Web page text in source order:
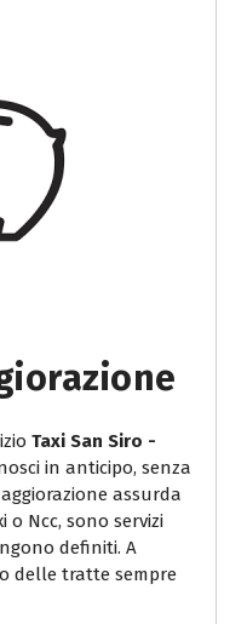
Taxi San Siro -
in anticipo, senza
assurda
o Ncc, sono servizi
definiti. A
delle tratte sempre